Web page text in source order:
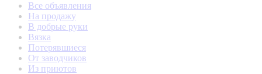
Все объявления
На продажу
В добрые руки
Вязка
Потерявшиеся
От заводчиков
Из приютов